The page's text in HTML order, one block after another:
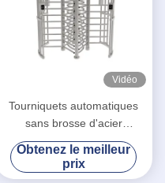
Vidéo
Tourniquets automatiques
sans brosse d'acier
inoxydable de C.C 35
personnes/vitesse minimum
de transit
Obtenez le meilleur
prix